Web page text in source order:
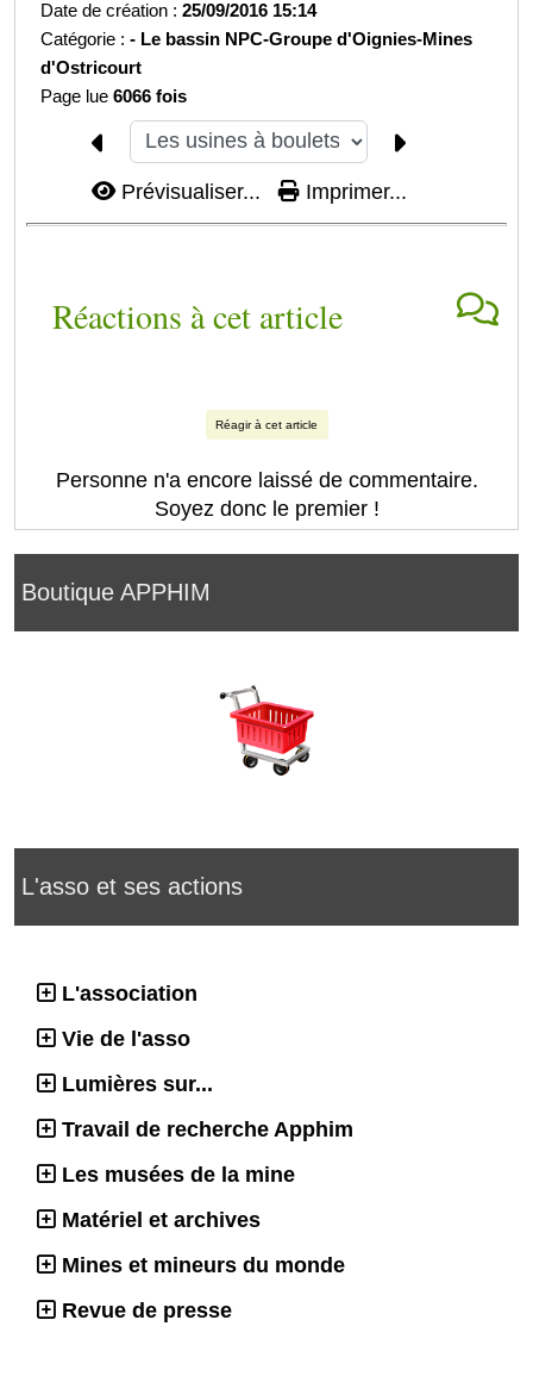
Boutique APPHIM
L'asso et ses actions
L'association
Vie de l'asso
Lumières sur...
Travail de recherche Apphim
Les musées de la mine
Matériel et archives
Mines et mineurs du monde
Revue de presse
Date de création :25/09/2016 15:14
Catégorie :- Le bassin NPC-Groupe d'Oignies-Mines
d'Ostricourt
Page lue6066 fois
Prévisualiser... Imprimer...
Réactions à cet article
Réagir à cet article
Personne n'a encore laissé de commentaire.
Soyez donc le premier !